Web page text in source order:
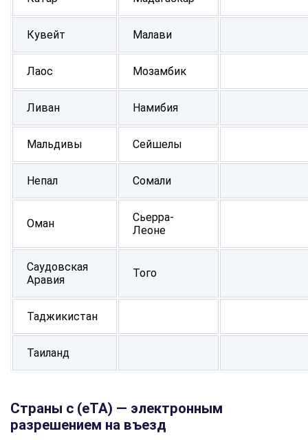
Кувейт Малави
Лаос Мозамбик
Ливан Намибия
Мальдивы Сейшелы
Непал Сомали
Оман
Сьерра-
Леоне
Саудовская
Аравия
Того
Таджикистан
Таиланд
Страны с (eTA) — электронным
разрешением на въезд